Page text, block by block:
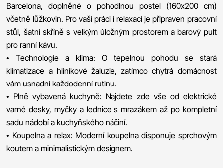
Barcelona, doplněné o pohodlnou postel (160x200 cm)
včetně lůžkovin. Pro vaši práci i relaxaci je připraven pracovní
stůl, šatní skříně s velkým úložným prostorem a barový pult
pro ranní kávu.
• Technologie a klima: O tepelnou pohodu se stará
klimatizace a hliníkové žaluzie, zatímco chytrá domácnost
vám usnadní každodenní rutinu.
• Plně vybavená kuchyně: Najdete zde vše od elektrické
varné desky, myčky a lednice s mrazákem až po kompletní
sadu nádobí a kuchyňského náčiní.
• Koupelna a relax: Moderní koupelna disponuje sprchovým
koutem a minimalistickým designem.